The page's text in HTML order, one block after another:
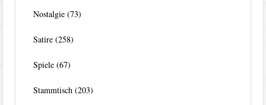
Nostalgie (73)
Satire (258)
Spiele (67)
Stammtisch (203)